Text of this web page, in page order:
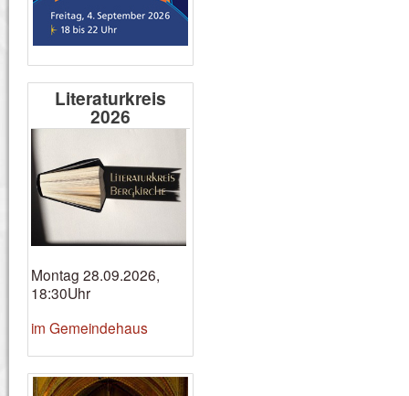
Literaturkreis
2026
Montag 28.09.2026,
18:30Uhr
im Gemeindehaus